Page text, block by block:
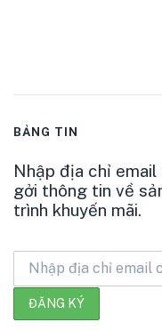
BẢNG TIN
Nhập địa chỉ
gởi thông tin về
trình khuyến mãi.